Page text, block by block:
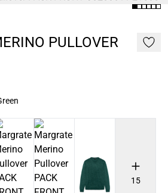
PULLOVER
15